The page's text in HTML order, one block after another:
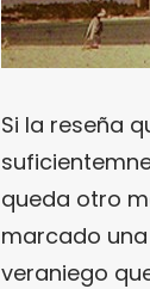
Si la reseña
queda otro
marcado
veraniego